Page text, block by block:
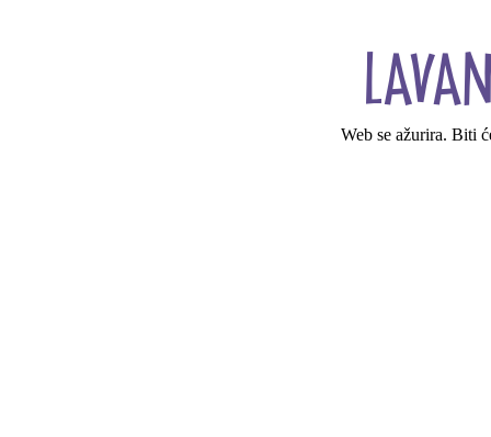
Web se ažurira. Biti